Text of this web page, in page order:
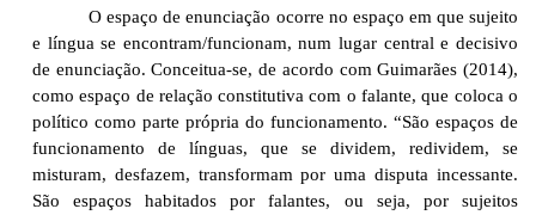
O espaço de enunciação ocorre no espaço em que sujeito
e língua se encontram/funcionam, num lugar central e decisivo
de enunciação. Conceitua-se, de acordo com Guimarães (2014),
como espaço de relação constitutiva com o falante, que coloca o
político como parte própria do funcionamento. “São espaços de
funcionamento de línguas, que se dividem, redividem, se
misturam, desfazem, transformam por uma disputa incessante.
São espaços habitados por falantes, ou seja, por sujeitos